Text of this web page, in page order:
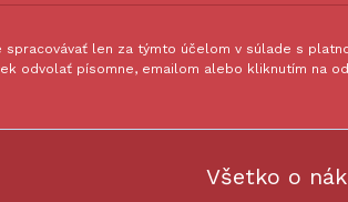
spracovávať len za týmto účelom v súlade s
odvolať písomne, emailom alebo kliknutím na
Všetko o